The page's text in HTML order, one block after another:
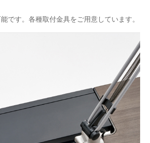
です。各種取付金具をご用意しています。